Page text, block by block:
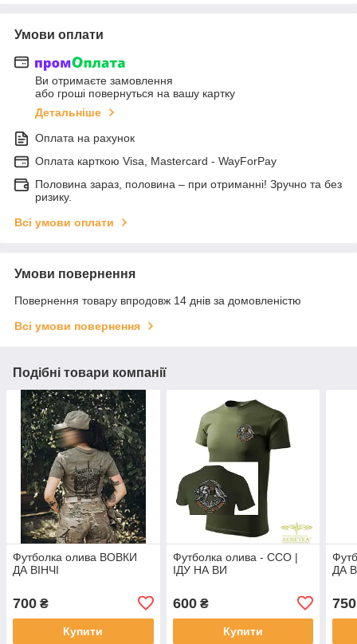
Умови оплати
Ви отримаєте замовлення
або гроші повернуться на вашу картку
Детальніше
Оплата на рахунок
Оплата карткою Visa, Mastercard - WayForPay
Половина зараз, половина – при отриманні! Зручно та без
ризику.
Всі умови оплати
Умови повернення
Повернення товару впродовж 14 днів за домовленістю
Всі умови повернення
Подібні товари компанії
Футболка олива ВОВКИ
ДА ВІНЧІ
700 ₴
Купити
Футболка олива - ССО |
ІДУ НА ВИ
600₴
Купити
ДА
750